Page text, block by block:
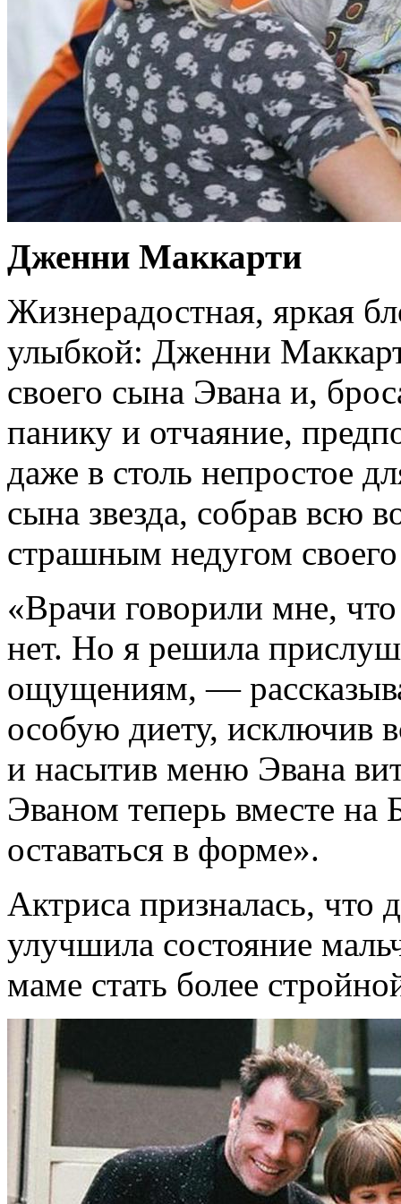
Дженни Маккарти
Жизнерадостная, яркая
улыбкой: Дженни
своего сына Эвана и,
панику и отчаяние,
даже в столь непростое
сына звезда, собрав всю
страшным недугом
«Врачи говорили мне,
нет. Но я решила
ощущениям, —
особую диету, исключив
и насытив меню Эвана
Эваном теперь вместе
оставаться в форме».
Актриса призналась, что
улучшила состояние
маме стать более